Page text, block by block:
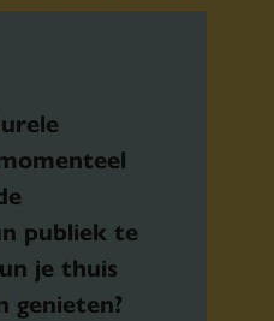
publiek te
je thuis
genieten?